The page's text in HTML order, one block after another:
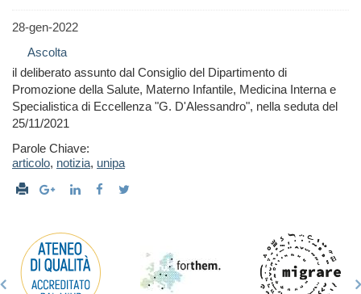
28-gen-2022
Ascolta
il deliberato assunto dal Consiglio del Dipartimento di
Promozione della Salute, Materno Infantile, Medicina Interna e
Specialistica di Eccellenza "G. D'Alessandro", nella seduta del
25/11/2021
Parole Chiave:
articolo, notizia, unipa